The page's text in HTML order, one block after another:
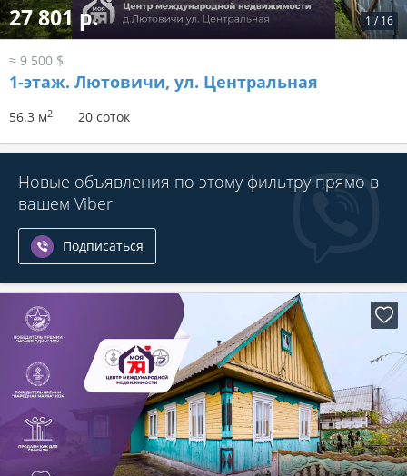
1 / 16
27 801 р.
≈ 9 500 $
1-этаж. Лютовичи, ул. Центральная
56.3 м2 20 соток
Новые объявления по этому фильтру прямо в
вашем Viber
Подписаться